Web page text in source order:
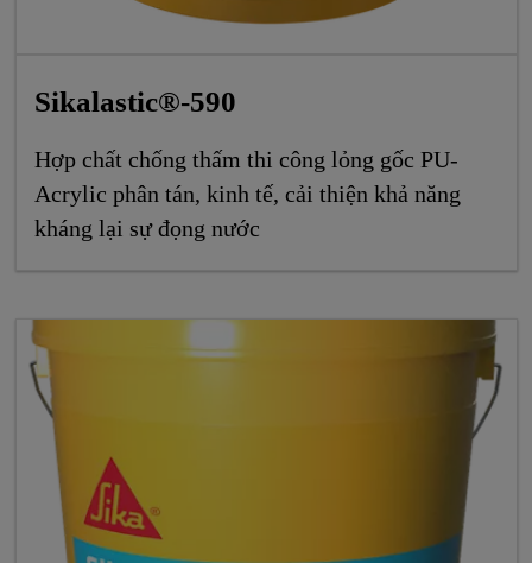
Sikalastic®-590
Hợp chất chống thấm thi công lỏng gốc PU-
Acrylic phân tán, kinh tế, cải thiện khả năng
kháng lại sự đọng nước